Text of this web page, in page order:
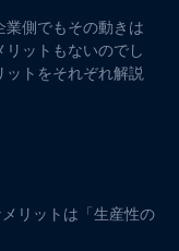
側でもその動きは
ットもないのでし
ットをそれぞれ解説
リットは「生産性の